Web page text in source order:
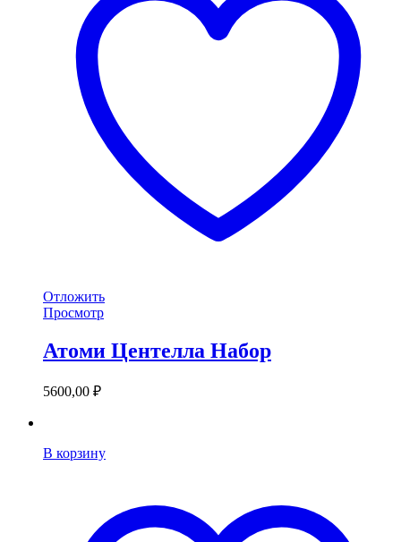
Отложить
Просмотр
Атоми Центелла Набор
5600,00 ₽
В корзину